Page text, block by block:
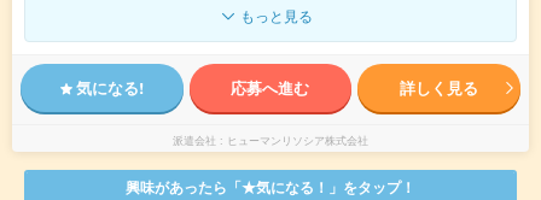
もっと見る
気になる! 応募へ進む 詳しく見る
派遣会社 ヒューマンリソシア株式会社
興味があったら「★気になる！」をタップ！